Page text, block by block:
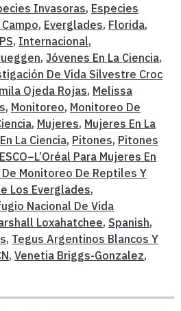
Invasoras, Especies
, Everglades, Florida,
, Internacional,
, Jóvenes En La Ciencia,
De Vida Silvestre Croc
Ojeda Rojas, Melissa
, Monitoreo, Monitoreo De
, Mujeres, Mujeres En La
La Ciencia, Pitones, Pitones
Para Mujeres En
Monitoreo De Reptiles Y
Los Everglades,
Nacional De Vida
Loxahatchee, Spanish,
, Tegus Argentinos Blancos Y
, Venetia Briggs-Gonzalez,